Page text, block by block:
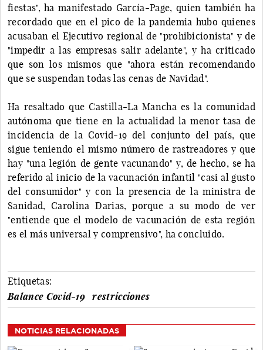
fiestas", ha manifestado García-Page, quien también ha
recordado que en el pico de la pandemia hubo quienes
acusaban el Ejecutivo regional de "prohibicionista" y de
"impedir a las empresas salir adelante", y ha criticado
que son los mismos que "ahora están recomendando
que se suspendan todas las cenas de Navidad".
Ha resaltado que Castilla-La Mancha es la comunidad
autónoma que tiene en la actualidad la menor tasa de
incidencia de la Covid-19 del conjunto del país, que
sigue teniendo el mismo número de rastreadores y que
hay "una legión de gente vacunando" y, de hecho, se ha
referido al inicio de la vacunación infantil "casi al gusto
del consumidor" y con la presencia de la ministra de
Sanidad, Carolina Darias, porque a su modo de ver
"entiende que el modelo de vacunación de esta región
es el más universal y comprensivo", ha concluido.
Etiquetas:
Balance Covid-19
restricciones
NOTICIAS RELACIONADAS